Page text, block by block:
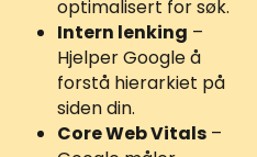
optimalisert for søk.
Intern lenking –
Hjelper Google å
forstå hierarkiet på
siden din.
Core Web Vitals –